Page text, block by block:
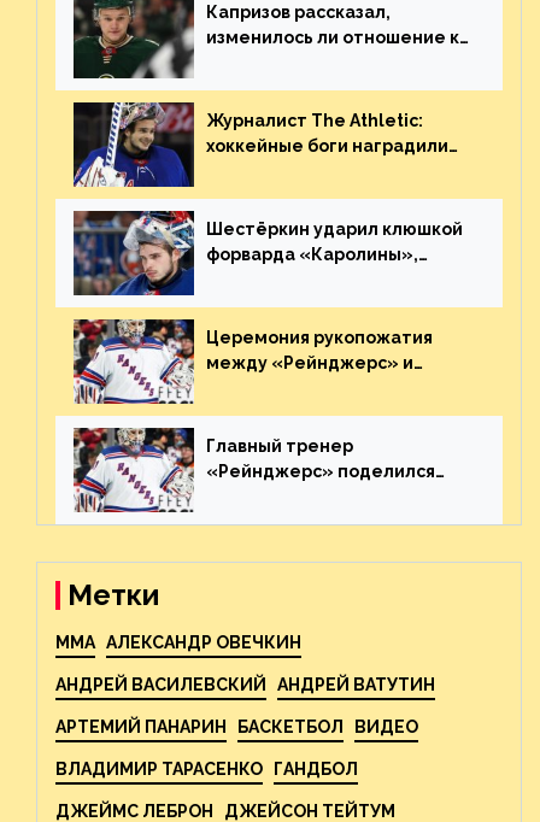
Капризов рассказал,
изменилось ли отношение к
Украине
Журналист The Athletic:
хоккейные боги наградили
великолепную игру
Шестёркин ударил клюшкой
форварда «Каролины»,
пятаке. Видео
Церемония рукопожатия
между «Рейнджерс» и
матча плей-офф. Видео
Главный тренер
«Рейнджерс» поделился
предстоящего финала
Метки
MMA АЛЕКСАНДР ОВЕЧКИН
АНДРЕЙ ВАСИЛЕВСКИЙ АНДРЕЙ ВАТУТИН
АРТЕМИЙ ПАНАРИН БАСКЕТБОЛ ВИДЕО
ВЛАДИМИР ТАРАСЕНКО ГАНДБОЛ
ДЖЕЙМС ЛЕБРОН ДЖЕЙСОН ТЕЙТУМ